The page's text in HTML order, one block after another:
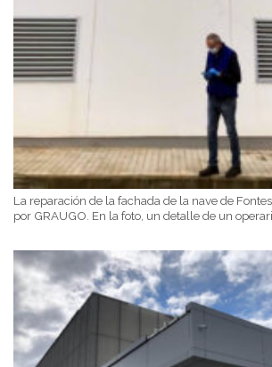
La reparación de la fachada de la nave de
por GRAUGO. En la foto, un detalle de un